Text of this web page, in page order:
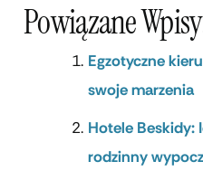
Powiązane
Egzotyczne
swoje marzenia
Hotele Beskidy:
rodzinny